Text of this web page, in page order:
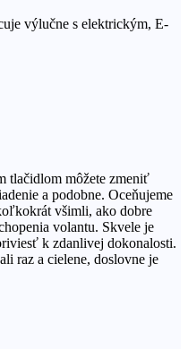
výlučne s elektrickým, E-
tlačidlom môžete zmeniť
a podobne. Oceňujeme
všimli, ako dobre
volantu. Skvele je
k zdanlivej dokonalosti.
raz a cielene, doslovne je